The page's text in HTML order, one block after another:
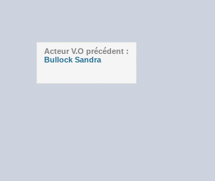
Acteur V.O précédent :
Bullock Sandra